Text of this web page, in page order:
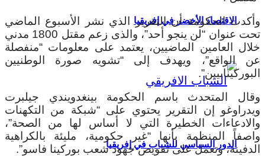
الاقتصاد الأخضر في إفريقيا
الدور السياسي للشباب في إفريقيا
وأكدت الحكومة أن التقرير الذي نشر الأسبوع الماضي
تحت عنوان “لن ينجو أحد”، والذى زعم مقتل 1800 مدني
خلال العامين الماضيين، يعتمد على معلومات “منفصلة
عن الواقع”، ويهدف إلى “تشويه صورة الوطنيين
البوركينابيين”.
وقال المتحدث باسم الحكومة بينغدويندي جيلبرت
ويدراوغو إن التقرير يحتوي على “شبكة من التكهنات
والادعاءات الخطيرة التي لا أساس لها من الصحة”،
واصفاً المنظمة بأنها “غير حكومية، مليئة بالكراهية
الدفينة، وتعمل على تقويض جهود شعب بوركينا فاسو”.